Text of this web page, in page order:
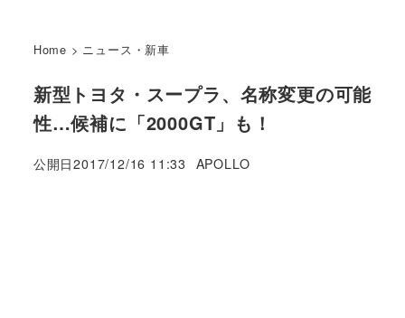
Home > ニュース・新車
新型トヨタ・スープラ、名称変更の可能
性…候補に「2000GT」も！
公開日2017/12/16 11:33
著
APOLLO